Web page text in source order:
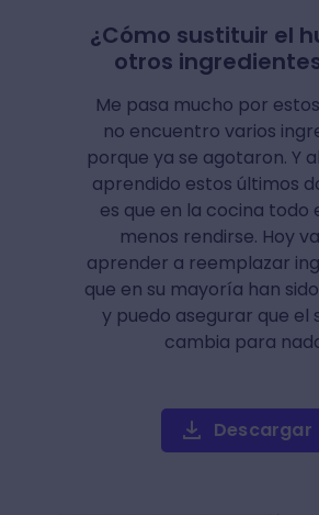
¿Cómo sustituir el
otros
Me pasa mucho por
no encuentro varios
porque ya se agotaron. Y
aprendido estos últimos
es que en la cocina todo
menos rendirse. Hoy
aprender a reemplazar
que en su mayoría han
y puedo asegurar que el
cambia para
Descargar